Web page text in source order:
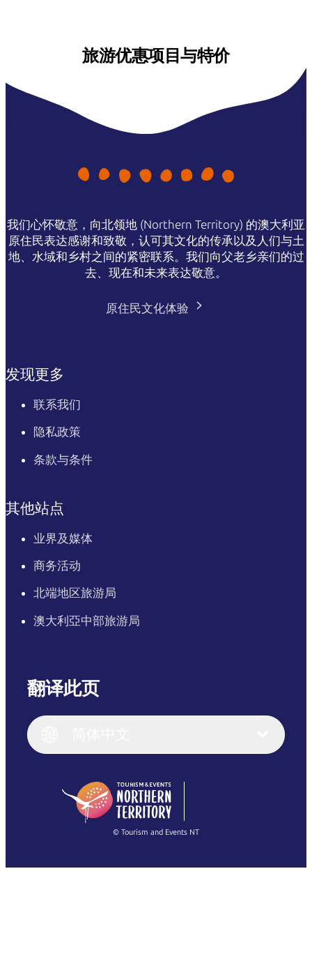
旅游优惠项目与特价
我们心怀敬意，向北领地 (Northern Territory) 的澳大利亚
原住民表达感谢和致敬，认可其文化的传承以及人们与土
地、水域和乡村之间的紧密联系。我们向父老乡亲们的过
去、现在和未来表达敬意。
原住民文化体验
发现更多
联系我们
隐私政策
条款与条件
其他站点
业界及媒体
商务活动
北端地区旅游局
澳大利亞中部旅游局
翻译此页
English (US)
English
(Singapore)
Français
繁體中文
© Tourism and Events NT